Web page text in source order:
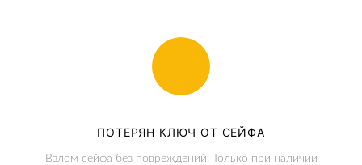
ПОТЕРЯН КЛЮЧ ОТ СЕЙФА
Взлом сейфа без повреждений. Только при наличии